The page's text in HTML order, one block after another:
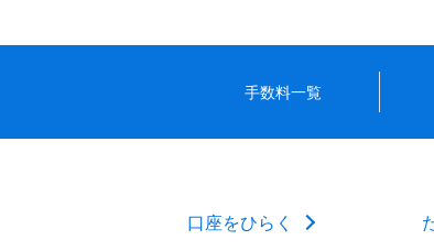
手数料一覧
口座をひらく